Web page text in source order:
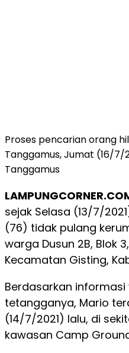
Proses pencarian orang
Tanggamus, Jumat (16/7/
Tanggamus
sejak Selasa (13/7/
(76) tidak pulang
warga Dusun 2B, Blok
Kecamatan Gisting,
Berdasarkan
tetangganya, Mario
(14/7/2021) lalu, di
kawasan Camp